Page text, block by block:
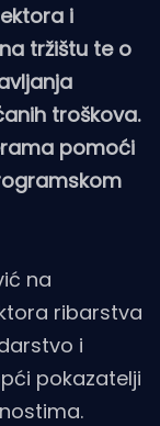
i
tržištu te o
troškova.
pomoći
na
ribarstva
i
pokazatelji